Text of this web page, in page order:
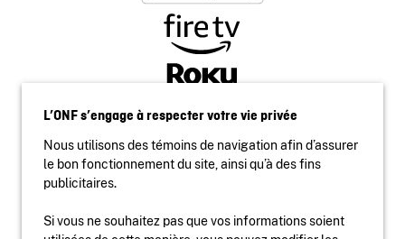
L’ONF s’engage à respecter votre vie privée
Nous utilisons des témoins de navigation afin d’assurer
le bon fonctionnement du site, ainsi qu’à des fins
publicitaires.
Si vous ne souhaitez pas que vos informations soient